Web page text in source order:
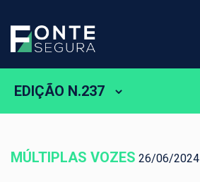
EDIÇÃO N.237
MÚLTIPLAS VOZES 26/06/2024